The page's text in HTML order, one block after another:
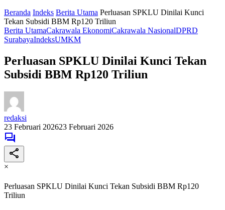
Beranda Indeks Berita Utama Perluasan SPKLU Dinilai Kunci
Tekan Subsidi BBM Rp120 Triliun
Berita UtamaCakrawala EkonomiCakrawala NasionalDPRD
SurabayaIndeksUMKM
Perluasan SPKLU Dinilai Kunci Tekan
Subsidi BBM Rp120 Triliun
redaksi
23 Februari 202623 Februari 2026
×
Perluasan SPKLU Dinilai Kunci Tekan Subsidi BBM Rp120
Triliun